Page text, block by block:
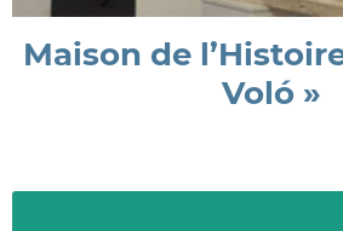
Maison de
Voló »